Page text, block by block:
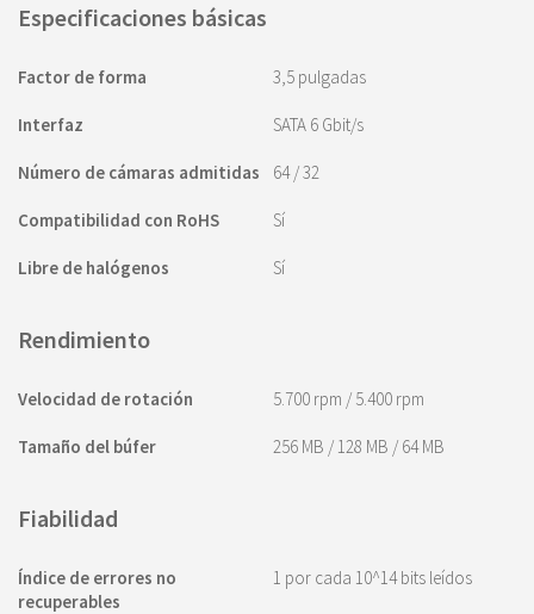
Especificaciones básicas
Factor de forma 3,5 pulgadas
Interfaz SATA 6 Gbit/s
Número de cámaras admitidas 64 / 32
Compatibilidad con RoHS Sí
Libre de halógenos Sí
Rendimiento
Velocidad de rotación 5.700 rpm / 5.400 rpm
Tamaño del búfer 256 MB / 128 MB / 64 MB
Fiabilidad
Índice de errores no
recuperables
1 por cada 10^14 bits leídos